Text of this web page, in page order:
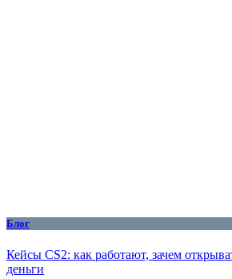
Блог
Кейсы CS2: как работают, зачем
деньги